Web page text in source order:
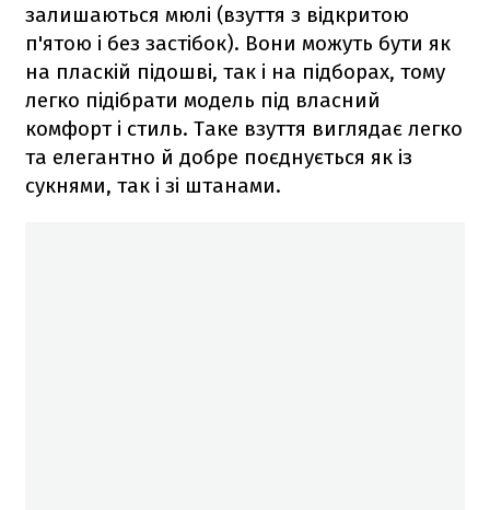
залишаються мюлі (взуття з відкритою
п'ятою і без застібок). Вони можуть бути як
на пласкій підошві, так і на підборах, тому
легко підібрати модель під власний
комфорт і стиль. Таке взуття виглядає легко
та елегантно й добре поєднується як із
сукнями, так і зі штанами.